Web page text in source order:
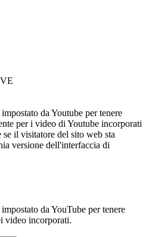
da Youtube per tenere
per i video di Youtube incorporati
il visitatore del sito web sta
versione dell'interfaccia di
da YouTube per tenere
video incorporati.